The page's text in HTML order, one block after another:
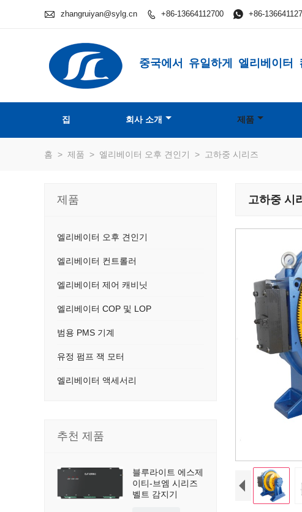
 zhangruiyan@sylg.cn  +86-13664112700  +86-
중국에서 유일하게 엘리베이
집 회사 소개 제품
홈 > 제품 > 엘리베이터 오후 견인기 > 고하중 시리즈
고하중 시
제품
엘리베이터 오후 견인기
엘리베이터 컨트롤러
엘리베이터 제어 캐비닛
엘리베이터 COP 및 LOP
범용 PMS 기계
유정 펌프 잭 모터
엘리베이터 액세서리
추천 제품
블루라이트 에스제
이티-브엠 시리즈
벨트 감지기